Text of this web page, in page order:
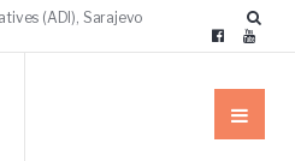
(ADI), Sarajevo